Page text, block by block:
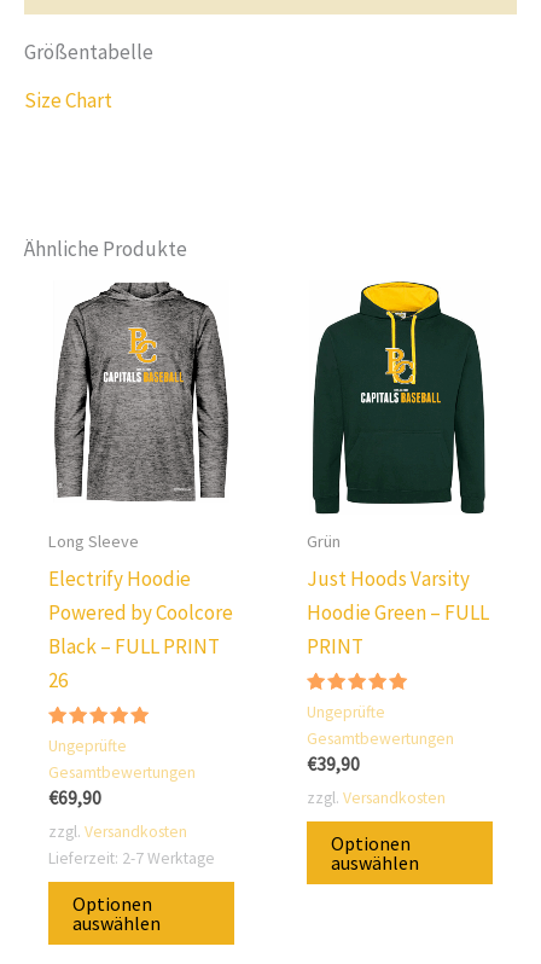
Größentabelle
Size Chart
Ähnliche Produkte
Long Sleeve
Electrify Hoodie
Powered by Coolcore
Black – FULL PRINT
26
Bewertung:
5.00
von 5
Ungeprüfte
Gesamtbewertungen
€69,90
zzgl.Versandkosten
Lieferzeit: 2-7 Werktage
Optionen
auswählen
Dieses
Grün
Just Hoods Varsity
Hoodie Green – FULL
PRINT
Bewertung:
5.00
von 5
Ungeprüfte
Gesamtbewertungen
€39,90
zzgl.Versandkosten
Optionen
auswählen